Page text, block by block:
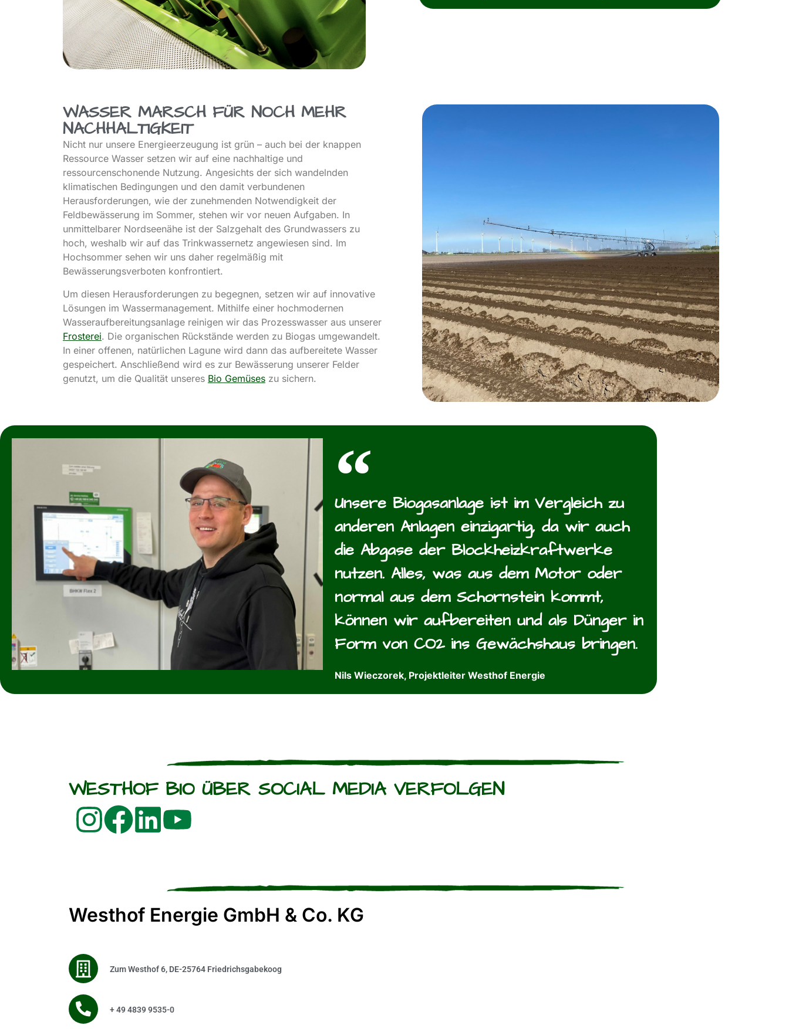
WASSER MARSCH FÜR NOCH MEHR
NACHHALTIGKEIT
Nicht nur unsere Energieerzeugung ist grün – auch bei der knappen
Ressource Wasser setzen wir auf eine nachhaltige und
ressourcenschonende Nutzung. Angesichts der sich wandelnden
klimatischen Bedingungen und den damit verbundenen
Herausforderungen, wie der zunehmenden Notwendigkeit der
Feldbewässerung im Sommer, stehen wir vor neuen Aufgaben. In
unmittelbarer Nordseenähe ist der Salzgehalt des Grundwassers zu
hoch, weshalb wir auf das Trinkwassernetz angewiesen sind. Im
Hochsommer sehen wir uns daher regelmäßig mit
Bewässerungsverboten konfrontiert.
Um diesen Herausforderungen zu begegnen, setzen wir auf innovative
Lösungen im Wassermanagement. Mithilfe einer hochmodernen
Wasseraufbereitungsanlage reinigen wir das Prozesswasser aus unserer
Frosterei. Die organischen Rückstände werden zu Biogas umgewandelt.
In einer offenen, natürlichen Lagune wird dann das aufbereitete Wasser
gespeichert. Anschließend wird es zur Bewässerung unserer Felder
genutzt, um die Qualität unseres Bio Gemüses zu sichern.
Unsere Biogasanlage ist im Vergleich zu
anderen Anlagen einzigartig, da wir auch
die Abgase der Blockheizkraftwerke
nutzen. Alles, was aus dem Motor oder
normal aus dem Schornstein kommt,
können wir aufbereiten und als Dünger in
Form von CO2 ins Gewächshaus bringen.
Nils Wieczorek, Projektleiter Westhof Energie
WESTHOF BIO ÜBER SOCIAL MEDIA VERFOLGEN
Westhof Energie GmbH & Co. KG
Zum Westhof 6, DE-25764 Friedrichsgabekoog
+ 49 4839 9535-0